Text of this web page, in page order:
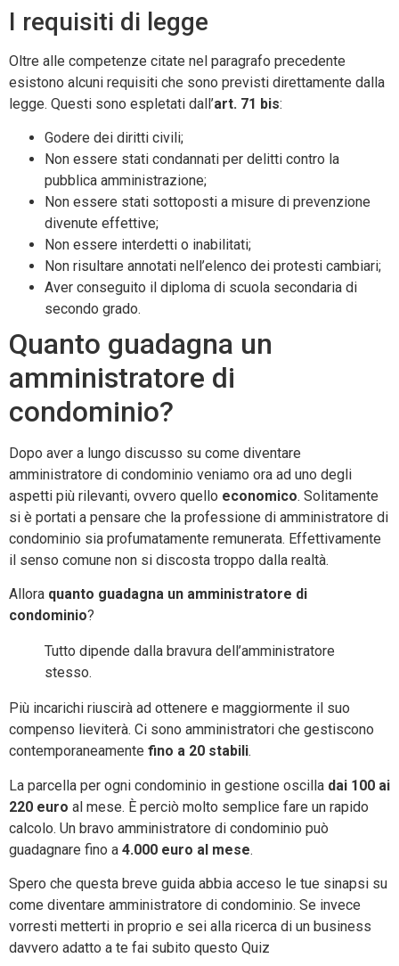
I requisiti di legge
Oltre alle competenze citate nel paragrafo precedente
esistono alcuni requisiti che sono previsti direttamente dalla
legge. Questi sono espletati dall’art. 71 bis:
Godere dei diritti civili;
Non essere stati condannati per delitti contro la
pubblica amministrazione;
Non essere stati sottoposti a misure di prevenzione
divenute effettive;
Non essere interdetti o inabilitati;
Non risultare annotati nell’elenco dei protesti cambiari;
Aver conseguito il diploma di scuola secondaria di
secondo grado.
Quanto guadagna un
amministratore di
condominio?
Dopo aver a lungo discusso su come diventare
amministratore di condominio veniamo ora ad uno degli
aspetti più rilevanti, ovvero quello economico. Solitamente
si è portati a pensare che la professione di amministratore di
condominio sia profumatamente remunerata. Effettivamente
il senso comune non si discosta troppo dalla realtà.
Allora quanto guadagna un amministratore di
condominio?
Tutto dipende dalla bravura dell’amministratore
stesso.
Più incarichi riuscirà ad ottenere e maggiormente il suo
compenso lieviterà. Ci sono amministratori che gestiscono
contemporaneamente fino a 20 stabili.
La parcella per ogni condominio in gestione oscilla dai 100 ai
220 euro al mese. È perciò molto semplice fare un rapido
calcolo. Un bravo amministratore di condominio può
guadagnare fino a 4.000 euro al mese.
Spero che questa breve guida abbia acceso le tue sinapsi su
come diventare amministratore di condominio. Se invece
vorresti metterti in proprio e sei alla ricerca di un business
davvero adatto a te fai subito questo Quiz